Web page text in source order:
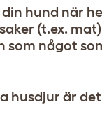
hund när
(t.ex.
som något
husdjur är